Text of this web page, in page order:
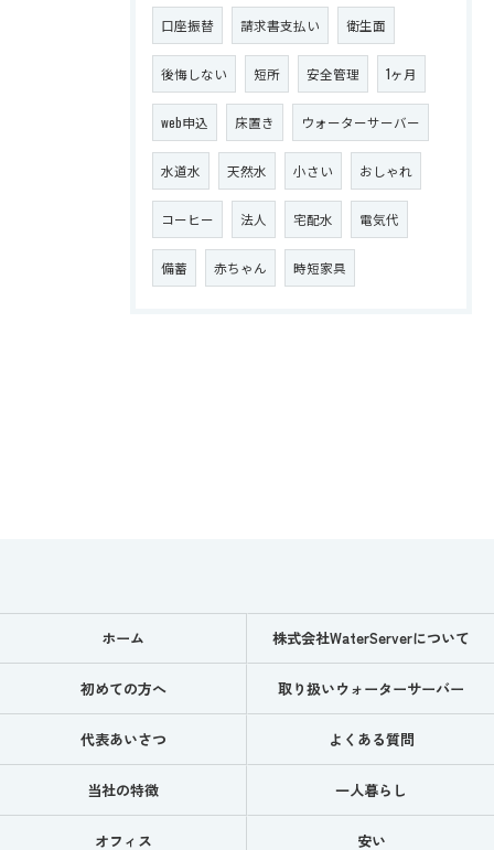
口座振替 請求書支払い 衛生面
後悔しない 短所 安全管理 1ヶ月
web申込 床置き ウォーターサーバー
水道水 天然水 小さい おしゃれ
コーヒー 法人 宅配水 電気代
備蓄 赤ちゃん 時短家具
ホーム 株式会社WaterServerについて
初めての方へ 取り扱いウォーターサーバー
代表あいさつ よくある質問
当社の特徴 一人暮らし
オフィス 安い